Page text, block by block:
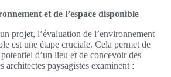
et de l’espace disponible
projet, l’évaluation de l’environnement
est une étape cruciale. Cela permet de
d’un lieu et de concevoir des
architectes paysagistes examinent :